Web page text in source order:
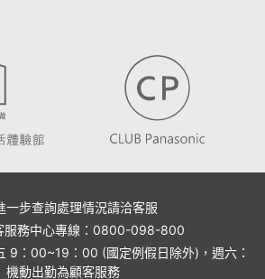
一步查詢處理情況請洽客服
服務中心專線：0800-098-800
9：00~19：00 (國定例假日除外)，週六：
機動出勤為顧客服務